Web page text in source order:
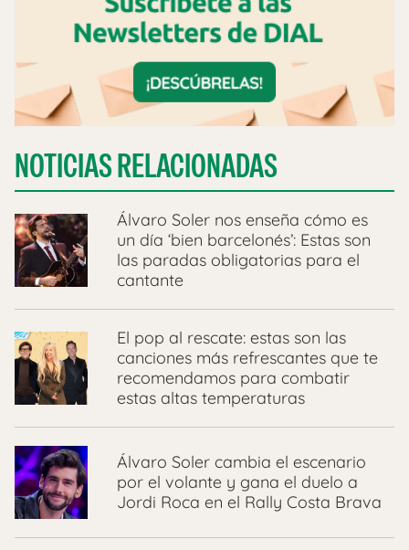
NOTICIAS RELACIONADAS
Álvaro Soler nos enseña cómo es
un día ‘bien barcelonés’: Estas son
las paradas obligatorias para el
cantante
El pop al rescate: estas son las
canciones más refrescantes que te
recomendamos para combatir
estas altas temperaturas
Álvaro Soler cambia el escenario
por el volante y gana el duelo a
Jordi Roca en el Rally Costa Brava